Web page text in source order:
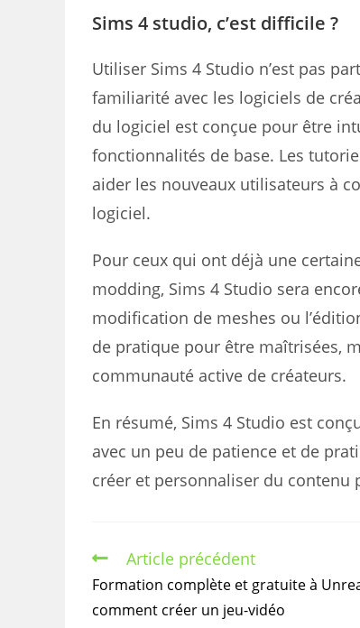
Sims 4 studio, c’est difficile ?
Utiliser Sims 4 Studio n’est pas
familiarité avec les logiciels de
du logiciel est conçue pour être
fonctionnalités de base. Les
aider les nouveaux utilisateurs à
logiciel.
Pour ceux qui ont déjà une
modding, Sims 4 Studio sera
modification de meshes ou
de pratique pour être maîtrisées,
communauté active de créateurs.
En résumé, Sims 4 Studio est
avec un peu de patience et de
créer et personnaliser du contenu
Read
articles
Article précédent
Formation complète et gratuite à
comment créer un jeu-vidéo